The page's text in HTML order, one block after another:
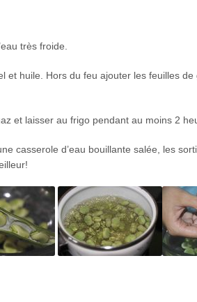
très froide.
et huile. Hors du feu ajouter les feuilles
et laisser au frigo pendant au moins 2
casserole d’eau bouillante salée, les